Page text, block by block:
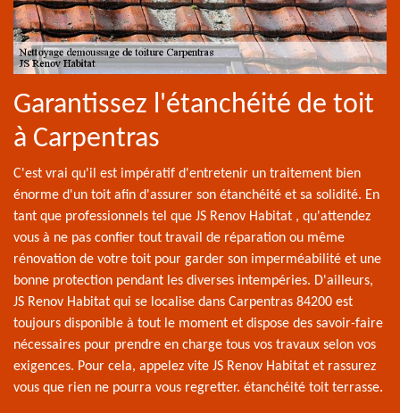
Garantissez l'étanchéité de toit
à Carpentras
C'est vrai qu'il est impératif d'entretenir un traitement bien
énorme d'un toit afin d'assurer son étanchéité et sa solidité. En
tant que professionnels tel que JS Renov Habitat , qu'attendez
vous à ne pas confier tout travail de réparation ou même
rénovation de votre toit pour garder son imperméabilité et une
bonne protection pendant les diverses intempéries. D'ailleurs,
JS Renov Habitat qui se localise dans Carpentras 84200 est
toujours disponible à tout le moment et dispose des savoir-faire
nécessaires pour prendre en charge tous vos travaux selon vos
exigences. Pour cela, appelez vite JS Renov Habitat et rassurez
vous que rien ne pourra vous regretter. étanchéité toit terrasse.